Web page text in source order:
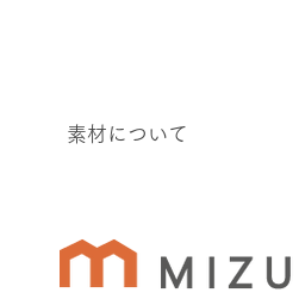
素材について